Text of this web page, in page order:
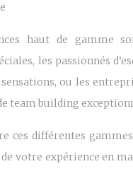
haut de gamme
les passionnés
sensations, ou les
team building
ces différentes
votre expérience en